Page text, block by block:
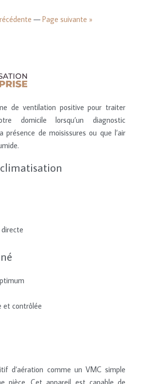
— Page suivante »
de ventilation positive pour traiter
domicile lorsqu’un diagnostic
présence de moisissures ou que l’air
et contrôlée
d’aération comme un VMC simple
pièce. Cet appareil est capable de